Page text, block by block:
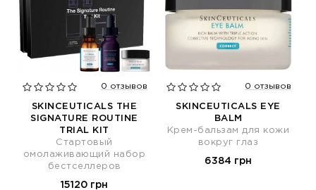
0 отзывов
SKINCEUTICALS THE
SIGNATURE ROUTINE
TRIAL KIT
Стартовый
омолаживающий набор
бестселлеров
15120 грн
0 отзывов
SKINCEUTICALS EYE
BALM
Крем-бальзам для кожи
вокруг глаз
6384 грн